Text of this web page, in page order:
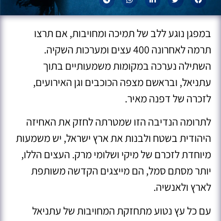
במפגן נוגע ללב של תמיכה ומחויבות, אם תרצו
תרמה לאחרונה 400 עצים ומערכות השקיה.
השתילה נערכה במקומות משמעותיים בתוך
עתניאל, ובראשם מצפה הכוכבים וגן האירועים,
לזכרה של דפנה מאיר.
לתרומה הנדיבה הזו שמטרתה לחזק את האחיזה
היהודית בשטח ולבנות את ארץ ישראל, יש משמעות
מיוחדת לזכרם של מיקי ושלומי מרק. העצים הללו,
יותר מסתם סמל, הם מייצגים הקדשה משותפת
לארץ ולאנשיה.
עם כל עץ נטוע מתחזקת המחויבות של עתניאל